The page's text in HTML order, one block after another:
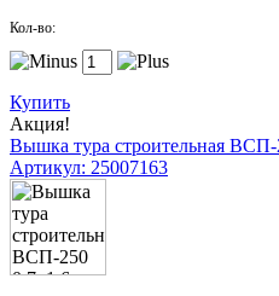
Кол-во:
Купить
Акция!
Вышка тура строительная
Артикул: 25007163